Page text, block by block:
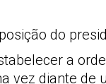
do
a
vez diante